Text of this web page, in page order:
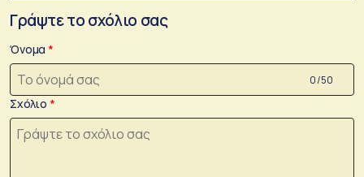
Γράψτε το σχόλιο σας
Όνομα
0 /50
Σχόλιο